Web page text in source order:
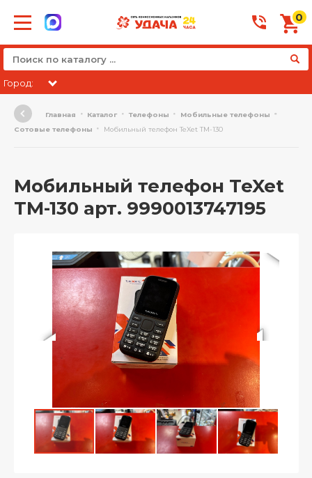
0
Город:
Главная Каталог Телефоны
Мобильные телефоны
Сотовые телефоны
Мобильный телефон TeXet TM-130
Мобильный телефон TeXet
TM-130 арт. 9990013747195